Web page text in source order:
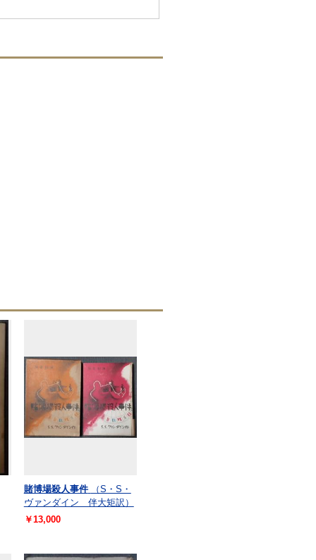
賭博場殺人事件
（S・S・
ヴァンダイン 伴大矩訳）
￥13,000